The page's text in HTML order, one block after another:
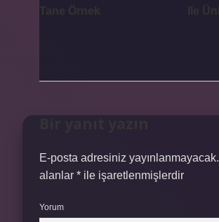
E-posta adresiniz yayınlanmayacak.
alanlar * ile işaretlenmişlerdir
Yorum